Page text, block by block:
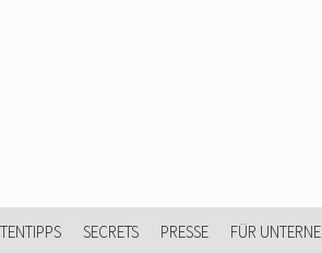
SECRETS PRESSE FÜR